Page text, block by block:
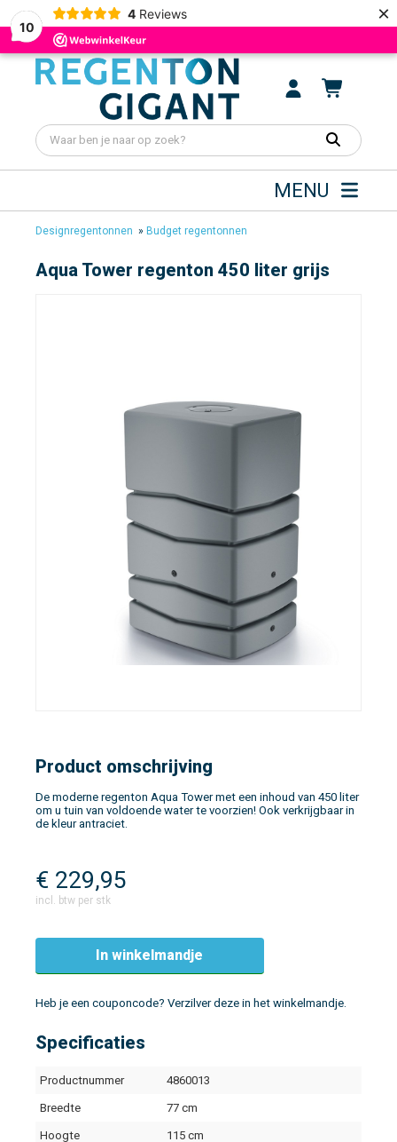
10
4 Reviews ×
MENU
Designregentonnen » Budget regentonnen
Aqua Tower regenton 450 liter grijs
Product omschrijving
De moderne regenton Aqua Tower met een inhoud van 450 liter
om u tuin van voldoende water te voorzien! Ook verkrijgbaar in
de kleur antraciet.
€ 229,95
incl. btw per stk
In winkelmandje
Heb je een couponcode? Verzilver deze in het winkelmandje.
Specificaties
Productnummer 4860013
Breedte 77 cm
Hoogte 115 cm